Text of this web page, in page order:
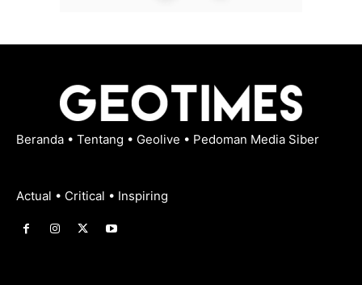
Beranda • Tentang • Geolive • Pedoman Media Siber
Actual • Critical • Inspiring